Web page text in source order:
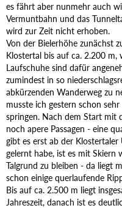
es fährt aber nunmehr auch
Vermuntbahn und das
wird zur Zeit nicht erhoben.
Von der Bielerhöhe zunächst
Klostertal bis auf ca. 2.200 m,
Laufschuhe sind dafür
zumindest in so
abkürzenden Wanderweg zu
musste ich gestern schon
springen. Nach dem Start mit
noch apere Passagen - eine
gibt es erst ab der
gelernt habe, ist es mit Skiern
Talgrund zu bleiben - da liegt
schon einige querlaufende
Bis auf ca. 2.500 m liegt
Jahreszeit, danach ist es